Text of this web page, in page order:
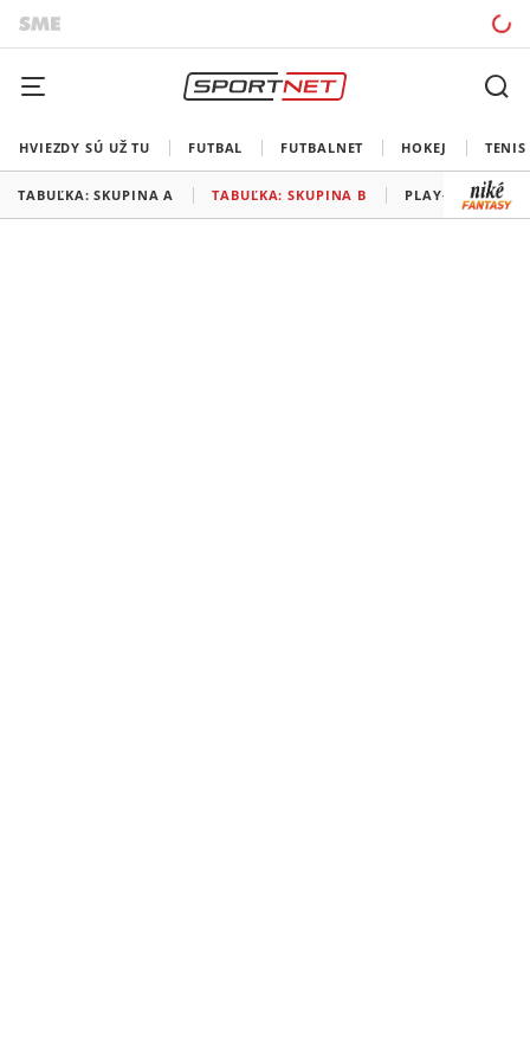
HVIEZDY SÚ UŽ TU FUTBAL FUTBALNET HOKEJ TENIS
TABUĽKA: SKUPINA A TABUĽKA: SKUPINA B PLAY-OFF